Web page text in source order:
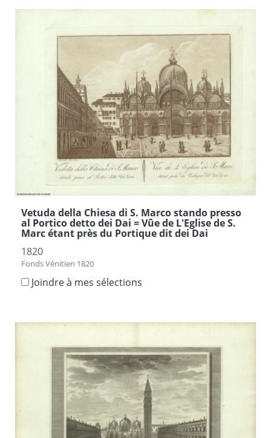
Vetuda della Chiesa di S. Marco stando presso
al Portico detto dei Dai = Vûe de L'Eglise de S.
Marc étant près du Portique dit dei Dai
1820
Fonds Vénitien 1820
Joindre à mes sélections